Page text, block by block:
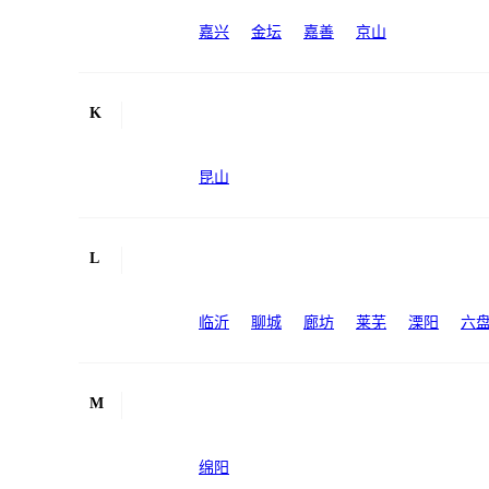
嘉兴 金坛 嘉善 京山
K
昆山
L
临沂 聊城 廊坊 莱芜 溧阳 六
M
绵阳